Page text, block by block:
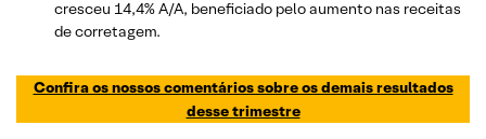
cresceu 14,4% A/A, beneficiado pelo aumento nas receitas
de corretagem.
Confira os nossos comentários sobre os demais resultados
desse trimestre